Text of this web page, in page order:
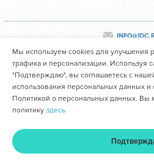
Главная Услуги и цены
Все персональные данные
Областное государственное
здравоохранения "Иркутский
консультативно-
Мы используем cookies для улучшения
трафика и персонализации. Используя
"Подтверждаю", вы соглашаетесь с
использования персональных данных и
Политикой о персональных данных. Вы
политику здесь